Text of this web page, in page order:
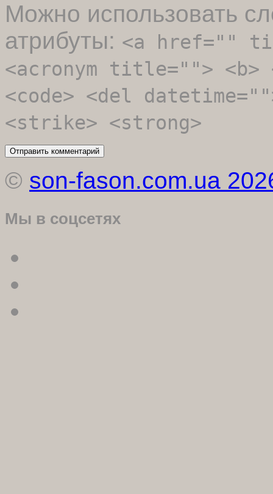
Можно использовать
атрибуты: <a href=""
<acronym title="">
<code> <del
<strike> <strong>
© son-fason.com.ua
Мы в соцсетях